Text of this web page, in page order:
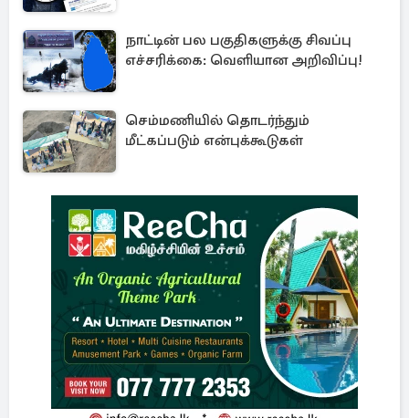
நாட்டின் பல பகுதிகளுக்கு சிவப்பு
எச்சரிக்கை: வெளியான அறிவிப்பு!
செம்மணியில் தொடர்ந்தும்
மீட்கப்படும் என்புக்கூடுகள்